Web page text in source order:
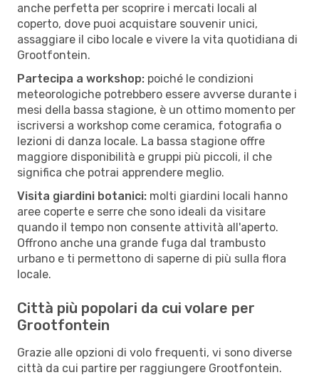
anche perfetta per scoprire i mercati locali al
coperto, dove puoi acquistare souvenir unici,
assaggiare il cibo locale e vivere la vita quotidiana di
Grootfontein.
Partecipa a workshop: poiché le condizioni
meteorologiche potrebbero essere avverse durante i
mesi della bassa stagione, è un ottimo momento per
iscriversi a workshop come ceramica, fotografia o
lezioni di danza locale. La bassa stagione offre
maggiore disponibilità e gruppi più piccoli, il che
significa che potrai apprendere meglio.
Visita giardini botanici: molti giardini locali hanno
aree coperte e serre che sono ideali da visitare
quando il tempo non consente attività all'aperto.
Offrono anche una grande fuga dal trambusto
urbano e ti permettono di saperne di più sulla flora
locale.
Città più popolari da cui volare per
Grootfontein
Grazie alle opzioni di volo frequenti, vi sono diverse
città da cui partire per raggiungere Grootfontein.